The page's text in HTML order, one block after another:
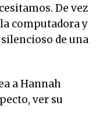
De vez
computadora y
de una
a Hannah
ver su